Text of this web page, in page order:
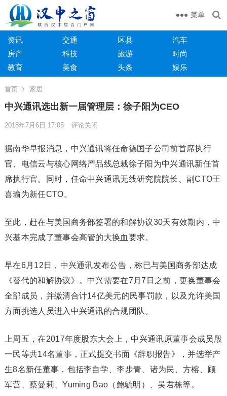
菜单
资讯 交通 区县
汽车
房产
科技 旅游
时尚
教育
美食 头条 娱乐
首页 家居
中兴通讯选出新一届管理层：徐子阳为CEO
2018年7月6日 17:05 评论关闭
据南华早报消息，中兴通讯将任命德国子公司前首席执行
官、电信云与核心网络产品线总裁徐子阳为中兴通讯新任首
席执行官。同时，任命中兴通讯无线研究院院长、副CTO王
喜瑜为新任CTO。
至此，赶在与美国商务部签署的和解协议30天有效期内，中
兴基本完成了董事会高管的大换血要求。
早在6月12日，中兴通讯发布公告，称已与美国商务部达成
《替代的和解协议》。中兴需要在7月7日之前，更换董事会
全部成员，并缴清合计14亿美元的民事罚款，以及允许美国
方面挑选人员进入中兴通讯的合规团队。
上周五，在2017年度股东大会上，中兴通讯原董事会成员殷
一民等共14名董事，正式提交书面《辞职报告》，并选举产
生8名新任董事，包括李自学、李步青、诸为民、方榕、顾
军营、蔡曼莉、Yuming Bao（鲍毓明）、吴君栋等。